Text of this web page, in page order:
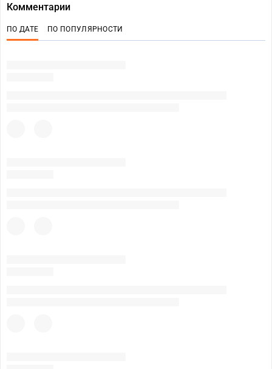
Комментарии
ПО ДАТЕ ПО ПОПУЛЯРНОСТИ